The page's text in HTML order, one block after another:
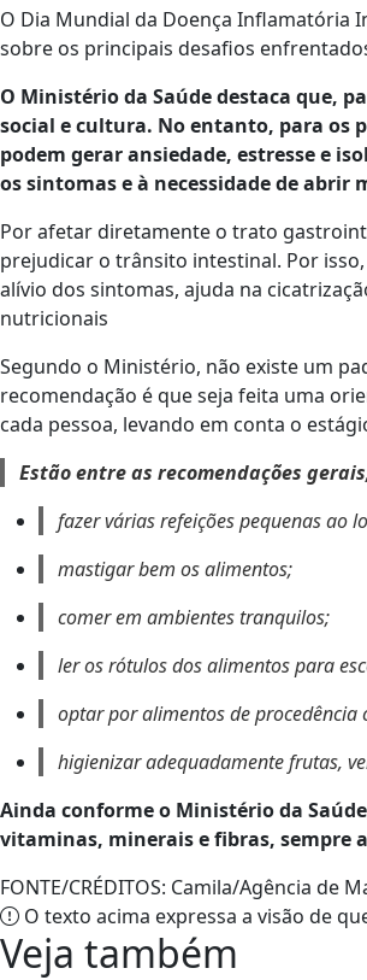
O Dia Mundial da Doença Inflamatória
sobre os principais desafios
O Ministério da Saúde destaca que,
social e cultura. No entanto, para os
podem gerar ansiedade, estresse e
os sintomas e à necessidade de abrir
Por afetar diretamente o trato
prejudicar o trânsito intestinal. Por
alívio dos sintomas, ajuda na
nutricionais
Segundo o Ministério, não existe um
recomendação é que seja feita uma
cada pessoa, levando em conta o
Estão entre as recomendações
fazer várias refeições pequenas ao
mastigar bem os alimentos;
comer em ambientes tranquilos;
ler os rótulos dos alimentos para
optar por alimentos de procedência
higienizar adequadamente frutas,
Ainda conforme o Ministério da
vitaminas, minerais e fibras, sempre
FONTE/CRÉDITOS: Camila/Agência de
O texto acima expressa a visão de
Veja também